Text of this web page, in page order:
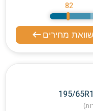
82
מחירים
195/
)